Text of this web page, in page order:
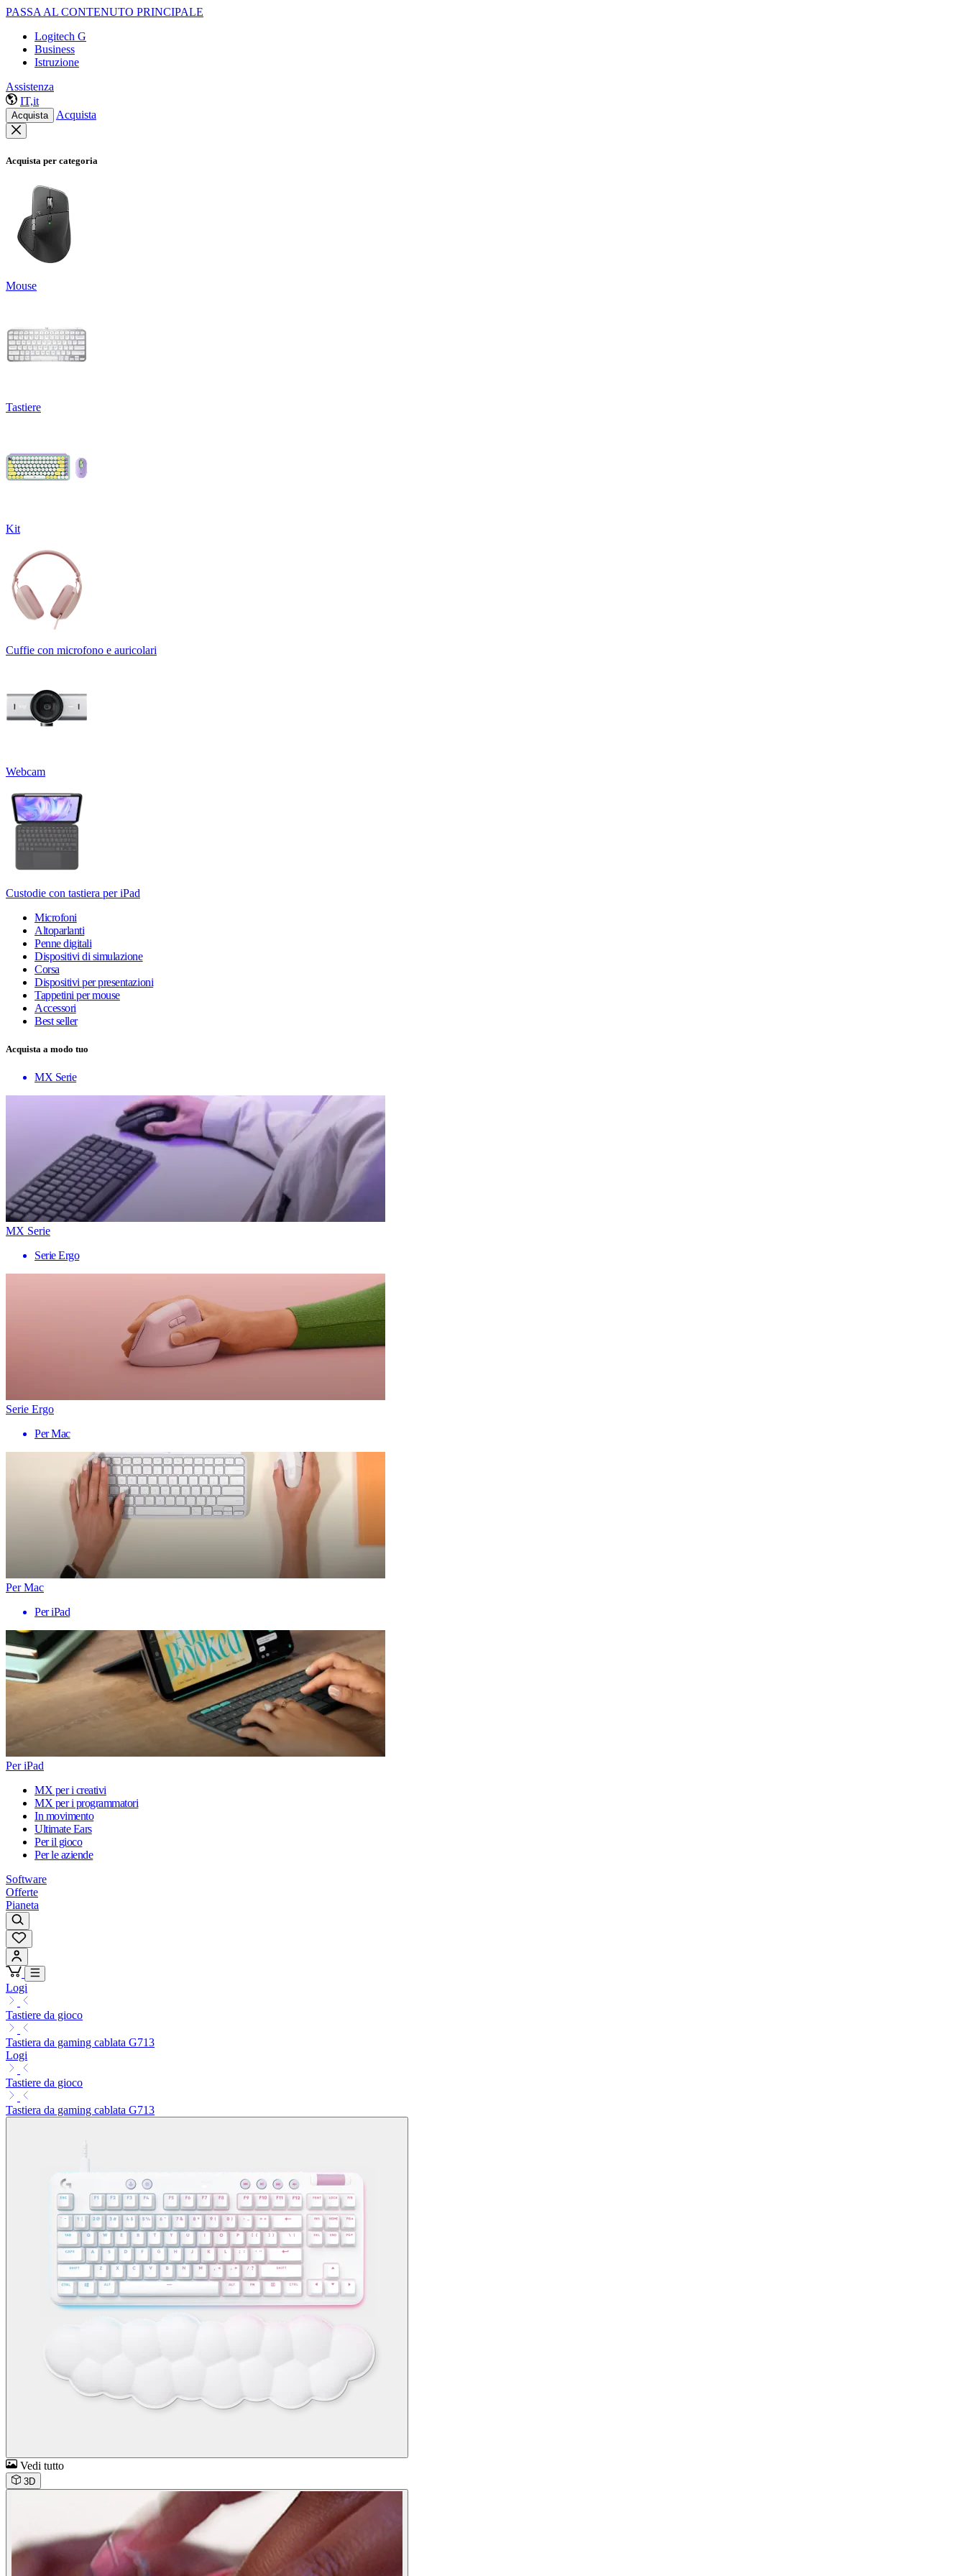
PASSA AL CONTENUTO PRINCIPALE
Logitech G
Business
Istruzione
Assistenza
IT,it
Acquista Acquista
Acquista per categoria
Mouse
Tastiere
Kit
Cuffie con microfono e auricolari
Webcam
Custodie con tastiera per iPad
Microfoni
Altoparlanti
Penne digitali
Dispositivi di simulazione
Corsa
Dispositivi per presentazioni
Tappetini per mouse
Accessori
Best seller
Acquista a modo tuo
MX Serie
MX Serie
Serie Ergo
Serie Ergo
Per Mac
Per Mac
Per iPad
Per iPad
MX per i creativi
MX per i programmatori
In movimento
Ultimate Ears
Per il gioco
Per le aziende
Software
Offerte
Pianeta
Logi
Tastiere da gioco
Tastiera da gaming cablata G713
Logi
Tastiere da gioco
Tastiera da gaming cablata G713
Vedi tutto
3D